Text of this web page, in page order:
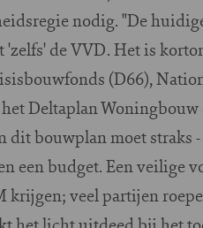
nodig. "De
'zelfs' de VVD. Het is
(D66),
Deltaplan
dit bouwplan moet straks
een budget. Een veilige
krijgen; veel partijen